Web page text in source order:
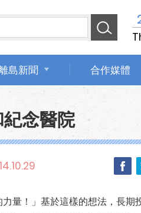
島新聞 合作媒體
念醫院
量！」基於這樣的想法，長期